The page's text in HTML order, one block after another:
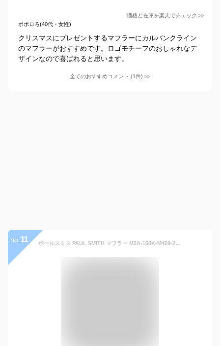
価格と在庫を楽天でチェック >>
ポポロろ(40代・女性)
クリスマスにプレゼントするマフラーにカルバンクライン
のマフラーがおすすめです。ロゴモチーフのおしゃれなデ
ザインなので喜ばれると思います。
全てのおすすめコメント (1件) >
no. 11 ポールスミス PAUL SMITH マフラー M2A-150K-M459-28 メンズ バーガンディ